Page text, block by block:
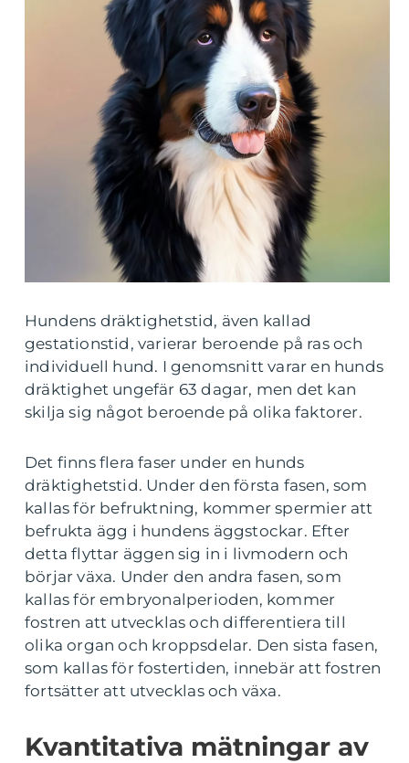
Hundens dräktighetstid, även kallad
gestationstid, varierar beroende på ras och
individuell hund. I genomsnitt varar en hunds
dräktighet ungefär 63 dagar, men det kan
skilja sig något beroende på olika faktorer.
Det finns flera faser under en hunds
dräktighetstid. Under den första fasen, som
kallas för befruktning, kommer spermier att
befrukta ägg i hundens äggstockar. Efter
detta flyttar äggen sig in i livmodern och
börjar växa. Under den andra fasen, som
kallas för embryonalperioden, kommer
fostren att utvecklas och differentiera till
olika organ och kroppsdelar. Den sista fasen,
som kallas för fostertiden, innebär att fostren
fortsätter att utvecklas och växa.
Kvantitativa mätningar av